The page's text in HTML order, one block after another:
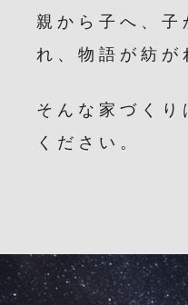
親から子へ、子
れ、物語が紡が
そんな家づくり
ください。